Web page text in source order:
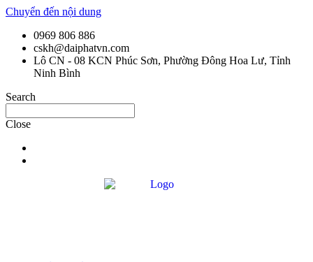
Chuyển đến nội dung
0969 806 886
cskh@daiphatvn.com
Lô CN - 08 KCN Phúc Sơn, Phường Đông Hoa Lư, Tỉnh
Ninh Bình
Search
Close